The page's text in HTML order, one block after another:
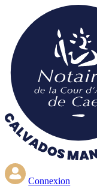
contenu
principal
Connexion